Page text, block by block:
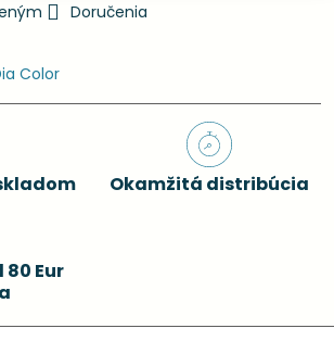
Doručenia
Color
Okamžitá distribúcia
Eur